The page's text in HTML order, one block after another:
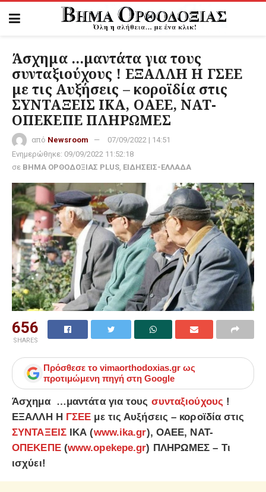
Άσχημα …μαντάτα για τους
συνταξιούχους ! ΕΞΑΛΛΗ Η ΓΣΕΕ
με τις Αυξήσεις – κοροϊδία στις
ΣΥΝΤΑΞΕΙΣ ΙΚΑ, ΟΑΕΕ, ΝΑΤ-
ΟΠΕΚΕΠΕ ΠΛΗΡΩΜΕΣ
από Newsroom
07/09/2022 | 14:51
Ενημερώθηκε: 09/09/2022 11:52:18
σε ΒΗΜΑ ΟΡΘΟΔΟΞΙΑΣ PLUS, ΕΙΔΗΣΕΙΣ-ΕΛΛΑΔΑ
656
SHARES
Πρόσθεσε το vimaorthodoxias.gr ως
προτιμώμενη πηγή στη Google
Άσχημα …μαντάτα για τους συνταξιούχους !
ΕΞΑΛΛΗ Η ΓΣΕΕ με τις Αυξήσεις – κοροϊδία στις
ΣΥΝΤΑΞΕΙΣΙΚΑ (www.ika.gr), ΟΑΕΕ, ΝΑΤ-
ΟΠΕΚΕΠΕ(www.opekepe.gr) ΠΛΗΡΩΜΕΣ – Τι
ισχύει!